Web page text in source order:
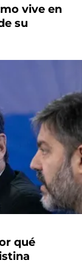
vive en
su
qué